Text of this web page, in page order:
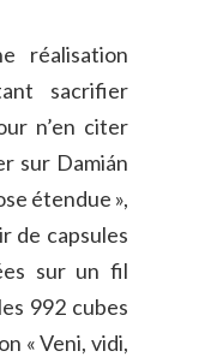
réalisation
sacrifier
n’en citer
sur Damián
étendue »,
de capsules
sur un fil
992 cubes
« Veni, vidi,